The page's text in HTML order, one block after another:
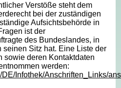
Verstöße steht dem
bei der zuständigen
Aufsichtsbehörde in
ist der
des Bundeslandes, in
seinen Sitz hat. Eine Liste der
sowie deren Kontaktdaten
werden:
DE/Infothek/Anschriften_Links/